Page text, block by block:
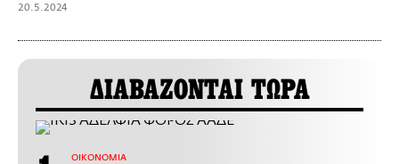
20.5.2024
ΔΙΑΒΑΖΟΝΤΑΙ ΤΩΡΑ
ΟΙΚΟΝΟΜΙΑ